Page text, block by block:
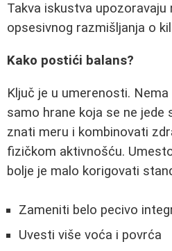
Takva iskustva upozoravaju
opsesivnog razmišljanja o
Kako postići balans?
Ključ je u umerenosti.
samo hrane koja se ne jede
znati meru i kombinovati
fizičkom aktivnošću.
bolje je malo korigovati
Zameniti belo pecivo
Uvesti više voća i povrća